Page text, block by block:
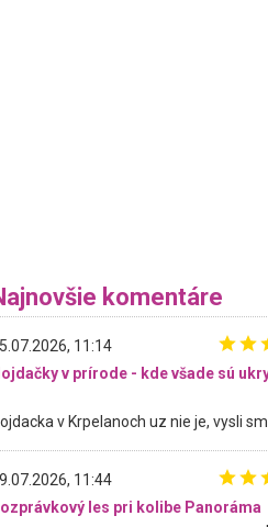
komentáre
11:14
v prírode - kde všade sú
11:44
les pri kolibe Panoráma